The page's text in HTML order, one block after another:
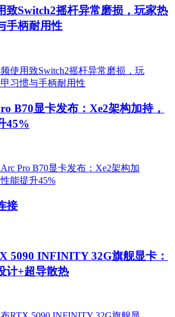
致Switch2摇杆异常磨损，玩家热
手柄耐用性
B70显卡发布：Xe2架构加持，
45%
接
5090 INFINITY 32G旗舰显卡：
计+超导散热